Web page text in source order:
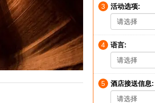
3
活动选项:
请选择
4
语言:
请选择
5
酒店接送信息:
请选择